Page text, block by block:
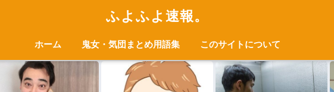
ふよふよ速報。
ホーム 鬼女・気団まとめ用語集 このサイトについて